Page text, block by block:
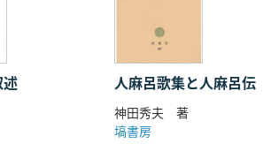
人麻呂歌集と人麻呂伝
神田秀夫 著
塙書房